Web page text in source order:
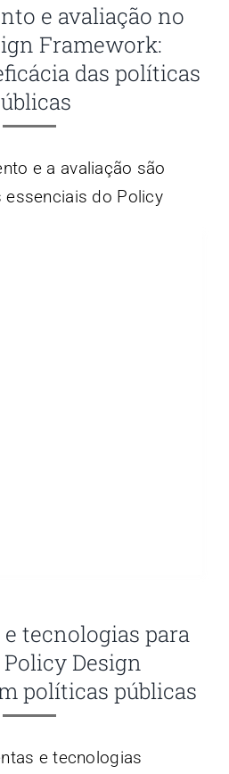
e avaliação no
Framework:
das políticas
e a avaliação são
do Policy
tecnologias para
Design
políticas públicas
e tecnologias